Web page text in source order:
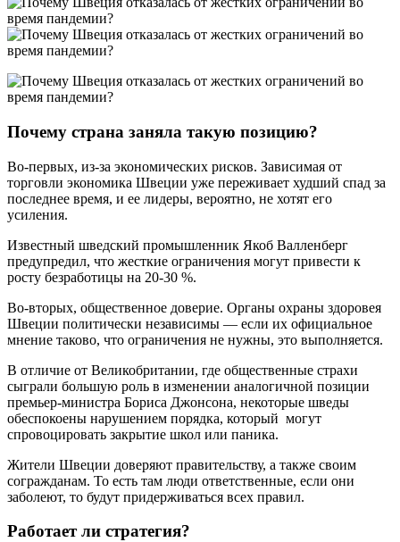
Почему страна заняла такую позицию?
Во-первых, из-за экономических рисков. Зависимая от
торговли экономика Швеции уже переживает худший спад за
последнее время, и ее лидеры, вероятно, не хотят его
усиления.
Известный шведский промышленник Якоб Валленберг
предупредил, что жесткие ограничения могут привести к
росту безработицы на 20-30 %.
Во-вторых, общественное доверие. Органы охраны здоровея
Швеции политически независимы — если их официальное
мнение таково, что ограничения не нужны, это выполняется.
В отличие от Великобритании, где общественные страхи
сыграли большую роль в изменении аналогичной позиции
премьер-министра Бориса Джонсона, некоторые шведы
обеспокоены нарушением порядка, который могут
спровоцировать закрытие школ или паника.
Жители Швеции доверяют правительству, а также своим
согражданам. То есть там люди ответственные, если они
заболеют, то будут придерживаться всех правил.
Работает ли стратегия?